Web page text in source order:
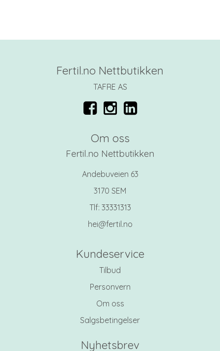
Fertil.no Nettbutikken
TAFRE AS
Om oss
Fertil.no Nettbutikken
Andebuveien 63
3170 SEM
Tlf: 33331313
hei@fertil.no
Kundeservice
Tilbud
Personvern
Om oss
Salgsbetingelser
Nyhetsbrev